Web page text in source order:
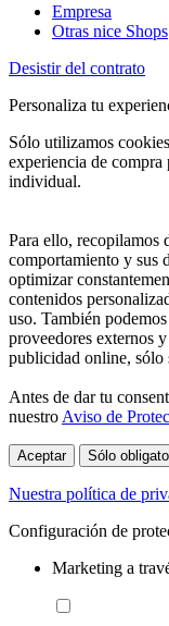
Empresa
Otras nice Shops
Desistir del contrato
Personaliza tu
Sólo utilizamos
experiencia de
individual.
Para ello, recopilamos
comportamiento y sus
optimizar
contenidos
uso. También
proveedores externos
publicidad online, sólo
Antes de dar tu
nuestro Aviso de
Aceptar Sólo
Nuestra política de
Configuración de
Marketing a